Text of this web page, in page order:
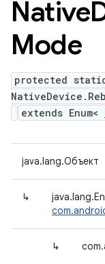
Native
Mode
protected
extends Enum<
java.lang.Объект
↳
↳